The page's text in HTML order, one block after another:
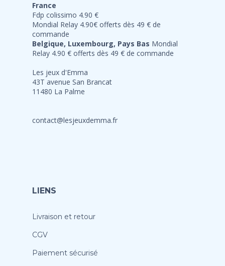
France
Fdp colissimo 4.90 €
Mondial Relay 4.90€ offerts dès 49 € de
commande
Belgique, Luxembourg, Pays Bas Mondial
Relay 4.90 € offerts dès 49 € de commande
Les jeux d'Emma
43T avenue San Brancat
11480 La Palme
contact@lesjeuxdemma.fr
LIENS
Livraison et retour
CGV
Paiement sécurisé